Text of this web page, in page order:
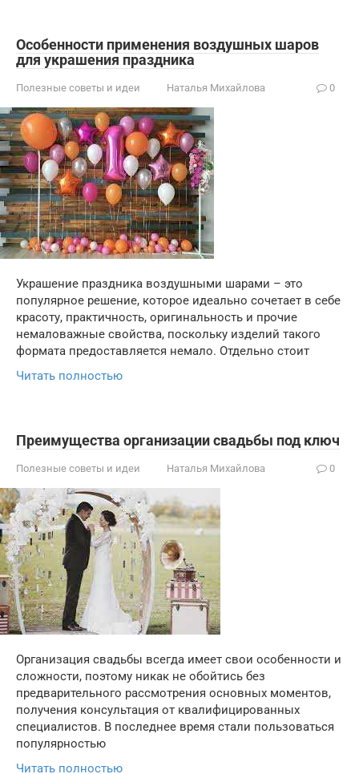
Особенности применения воздушных шаров
для украшения праздника
Полезные советы и идеи Наталья Михайлова 0
Украшение праздника воздушными шарами – это
популярное решение, которое идеально сочетает в себе
красоту, практичность, оригинальность и прочие
немаловажные свойства, поскольку изделий такого
формата предоставляется немало. Отдельно стоит
Читать полностью
Преимущества организации свадьбы под ключ
Полезные советы и идеи Наталья Михайлова 0
Организация свадьбы всегда имеет свои особенности и
сложности, поэтому никак не обойтись без
предварительного рассмотрения основных моментов,
получения консультация от квалифицированных
специалистов. В последнее время стали пользоваться
популярностью
Читать полностью